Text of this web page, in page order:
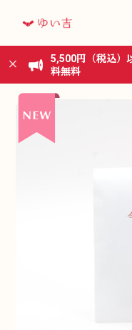
5,500円（税込）
料無料